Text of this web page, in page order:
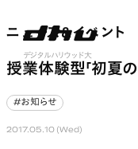
デジタルハリウッド大
学
open
ニュース&イベント
授業体験型「初夏の
#お知らせ
2017.05.10 (Wed)